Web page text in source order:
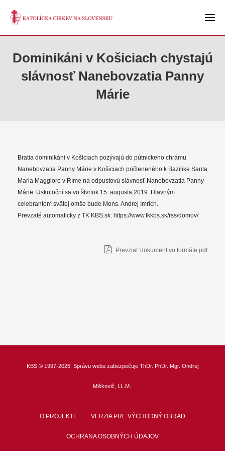
Dominikáni v Košiciach chystajú
slávnosť Nanebovzatia Panny
Márie
Bratia dominikáni v Košiciach pozývajú do pútnickeho chrámu
Nanebovzatia Panny Márie v Košiciach pričleneného k Bazilike Santa
Maria Maggiore v Ríme na odpustovú slávnosť Nanebovzatia Panny
Márie. Uskutoční sa vo štvrtok 15. augusta 2019. Hlavným
celebrantom svätej omše bude Mons. Andrej Imrich.
Prevzaté automaticky z TK KBS.sk: https://www.tkkbs.sk/rss/domov/
Prevziať dokument vo formáte pdf
KBS © 1997-2026. Správu webu zabezpečuje ThDr. PhDr. Mgr. Ondrej
Miškovič, LL.M.
O PROJEKTE VERZIA PRE VÝCHODNÝ OBRAD
OCHRANA OSOBNÝCH ÚDAJOV